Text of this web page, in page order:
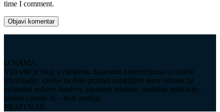
time I comment.
O NAMA
Vidi više je blog s vijestima, najavama i recenzijama iz svijeta
tehnologije. Ovdje možete pronaći zanimljive teme vezane za
računalni softver, hardver, pametne telefone, mobilne aplikacije,
tablete i ostale hi – tech uređaje.
PRATI NAS